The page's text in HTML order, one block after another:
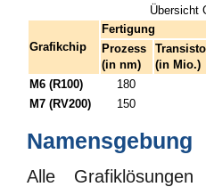
Übersicht
Grafikchip
Fertigung
Prozess
(in nm)
(in Mio.)
M6 (R100)
180
M7 (RV200)
150
Namensgebung
Alle